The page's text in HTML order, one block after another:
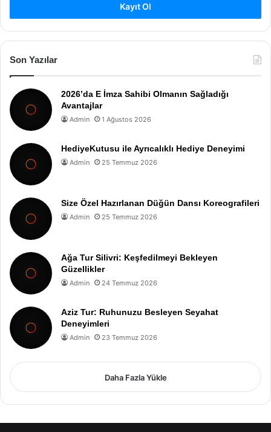
Kayıt Ol
Son Yazılar
2026’da E İmza Sahibi Olmanın Sağladığı
Avantajlar
Admin 1 Ağustos 2026
HediyeKutusu ile Ayrıcalıklı Hediye Deneyimi
Admin 25 Temmuz 2026
Size Özel Hazırlanan Düğün Dansı Koreografileri
Admin 25 Temmuz 2026
Ağa Tur Silivri: Keşfedilmeyi Bekleyen
Güzellikler
Admin 24 Temmuz 2026
Aziz Tur: Ruhunuzu Besleyen Seyahat
Deneyimleri
Admin 23 Temmuz 2026
Daha Fazla Yükle